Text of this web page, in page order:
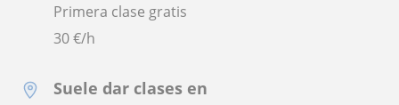
Primera clase gratis
30€/h
Suele dar clases en